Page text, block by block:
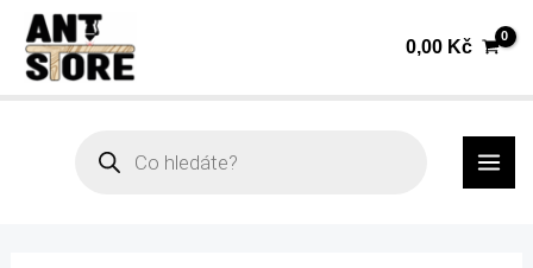
Přeskočit
obsah
0,00 Kč